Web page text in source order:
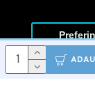
© Covoare